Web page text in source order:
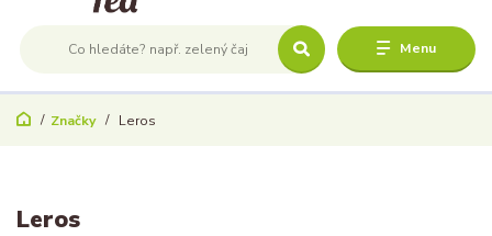
Menu
Značky Leros
Leros